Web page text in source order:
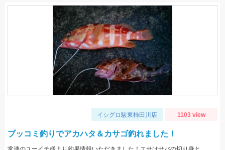
イシグロ駿東柿田川店 1103 view
ブッコミ釣りでアカハタ＆カサゴ釣れました！